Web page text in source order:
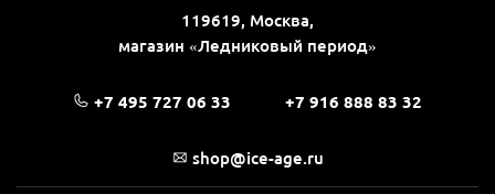
119619, Москва,
магазин «Ледниковый период»
+7 495 727 06 33 +7 916 888 83 32
shop@ice-age.ru